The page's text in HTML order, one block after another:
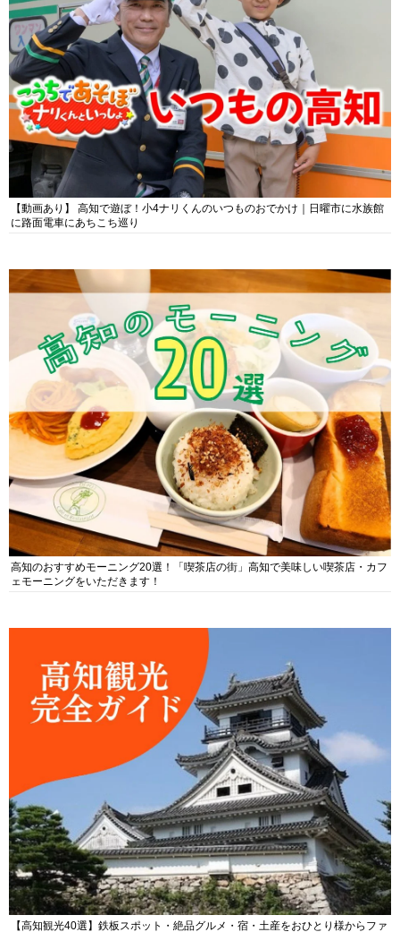
【動画あり】 高知で遊ぼ！小4ナリくんのいつものおでかけ｜日曜市に水族館
に路面電車にあちこち巡り
高知のおすすめモーニング20選！「喫茶店の街」高知で美味しい喫茶店・カフ
ェモーニングをいただきます！
【高知観光40選】鉄板スポット・絶品グルメ・宿・土産をおひとり様からファ